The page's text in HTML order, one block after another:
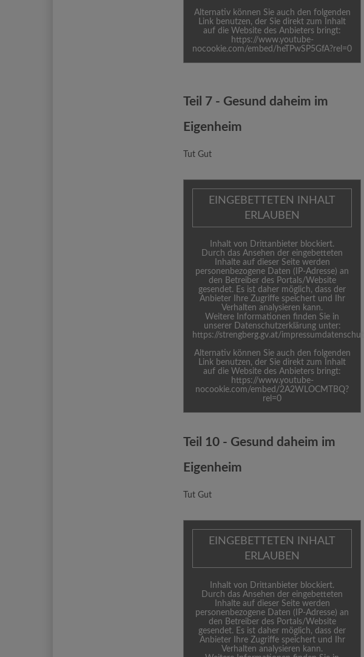
Alternativ können Sie auch den folgenden
Link benutzen, der Sie direkt zum Inhalt
auf die Website des Anbieters bringt:
https://www.youtube-
nocookie.com/embed/heTPwSP5GfA?rel=0
Teil 7 - Gesund daheim im
Eigenheim
Tut Gut
EINGEBETTETEN INHALT
ERLAUBEN
Inhalt von Drittanbieter blockiert.
Durch das Ansehen der eingebetteten
Inhalte auf dieser Seite werden
personenbezogene Daten (IP-Adresse) an
den Betreiber des Portals/Website
gesendet. Es ist daher möglich, dass der
Anbieter Ihre Zugriffe speichert und Ihr
Verhalten analysieren kann.
Weitere Informationen finden Sie in
unserer Datenschutzerklärung unter:
https://strengberg.gv.at/impressumdatenschutz
Alternativ können Sie auch den folgenden
Link benutzen, der Sie direkt zum Inhalt
auf die Website des Anbieters bringt:
https://www.youtube-
nocookie.com/embed/2A2WLOCMTBQ?
rel=0
Teil 10 - Gesund daheim im
Eigenheim
Tut Gut
EINGEBETTETEN INHALT
ERLAUBEN
Inhalt von Drittanbieter blockiert.
Durch das Ansehen der eingebetteten
Inhalte auf dieser Seite werden
personenbezogene Daten (IP-Adresse) an
den Betreiber des Portals/Website
gesendet. Es ist daher möglich, dass der
Anbieter Ihre Zugriffe speichert und Ihr
Verhalten analysieren kann.